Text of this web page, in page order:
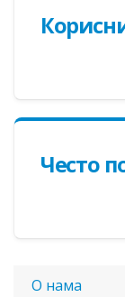
Често
О нама